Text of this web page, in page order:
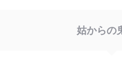
姑からの